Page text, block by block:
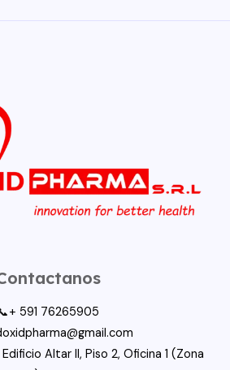
591 76265905
Altar II, Piso 2, Oficina 1 (Zona